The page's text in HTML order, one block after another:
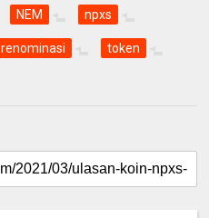
NEM npxs
renominasi token